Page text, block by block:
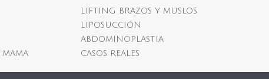
MAMA
LIFTING BRAZOS Y MUSLOS
LIPOSUCCIÓN
ABDOMINOPLASTIA
CASOS REALES